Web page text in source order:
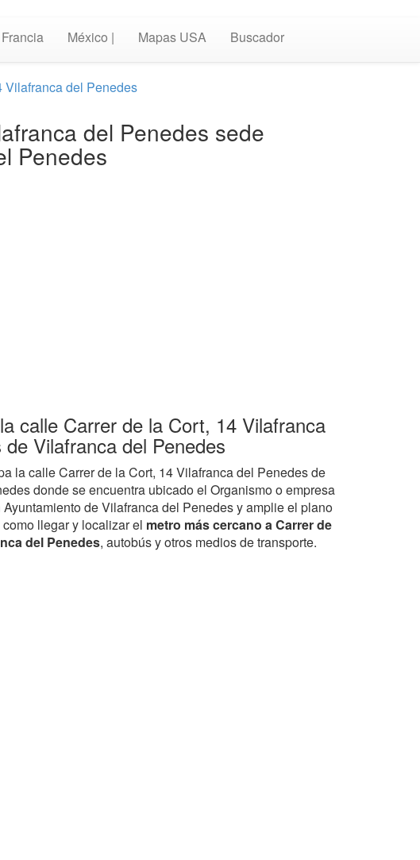
Francia México | Mapas USA Buscador
Vilafranca del Penedes
del Penedes sede
Penedes
calle Carrer de la Cort, 14 Vilafranca
Vilafranca del Penedes
la calle Carrer de la Cort, 14 Vilafranca del Penedes de
donde se encuentra ubicado el Organismo o empresa
de Vilafranca del Penedes y amplie el plano
llegar y localizar el metro más cercano a Carrer de
del Penedes, autobús y otros medios de transporte.